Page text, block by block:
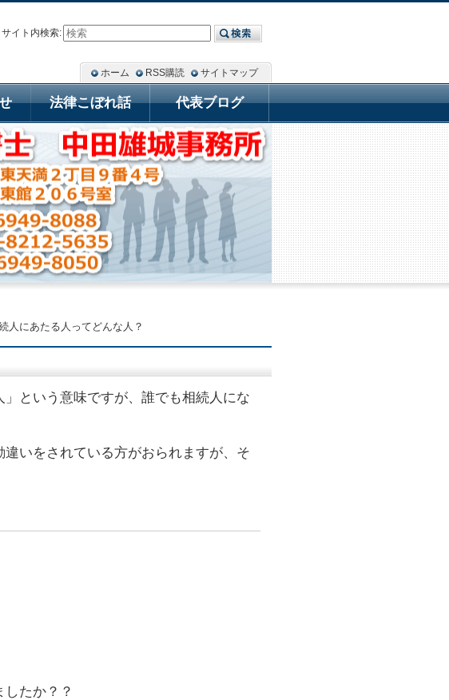
人にあたる人ってどんな人？
という意味ですが、誰でも相続人にな
いをされている方がおられますが、そ
たか？？
ホーム RSS購読 サイトマップ
法律こぼれ話 代表ブログ
サイト内検索: